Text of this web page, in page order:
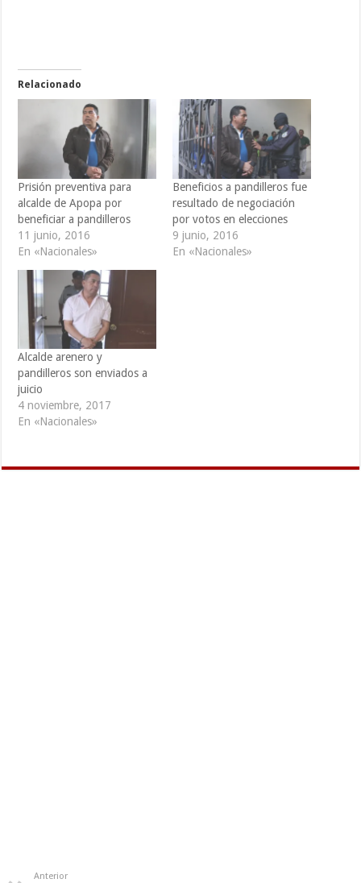
Relacionado
Prisión preventiva para
alcalde de Apopa por
beneficiar a pandilleros
11 junio, 2016
En «Nacionales»
Beneficios a pandilleros fue
resultado de negociación
por votos en elecciones
9 junio, 2016
En «Nacionales»
Alcalde arenero y
pandilleros son enviados a
juicio
4 noviembre, 2017
En «Nacionales»
Anterior